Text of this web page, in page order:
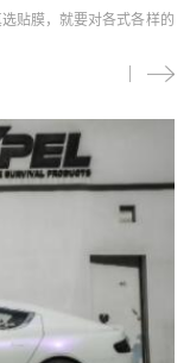
贴膜，就要对各式各样的